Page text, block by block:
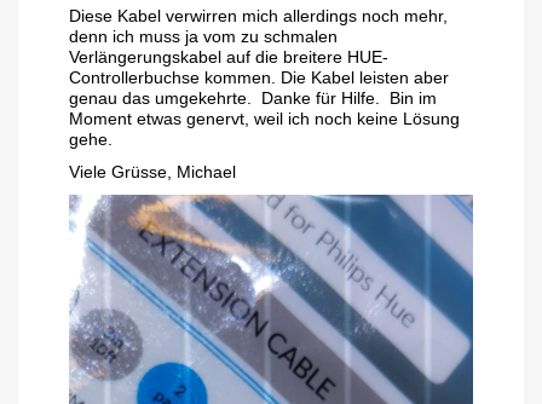
Diese Kabel verwirren mich allerdings noch mehr,
denn ich muss ja vom zu schmalen
Verlängerungskabel auf die breitere HUE-
Controllerbuchse kommen. Die Kabel leisten aber
genau das umgekehrte. Danke für Hilfe. Bin im
Moment etwas genervt, weil ich noch keine Lösung
gehe.
Viele Grüsse, Michael